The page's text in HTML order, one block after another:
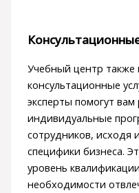
Учебный центр также
консультационные
эксперты помогут вам
индивидуальные
сотрудников, исходя
специфики бизнеса.
уровень
необходимости